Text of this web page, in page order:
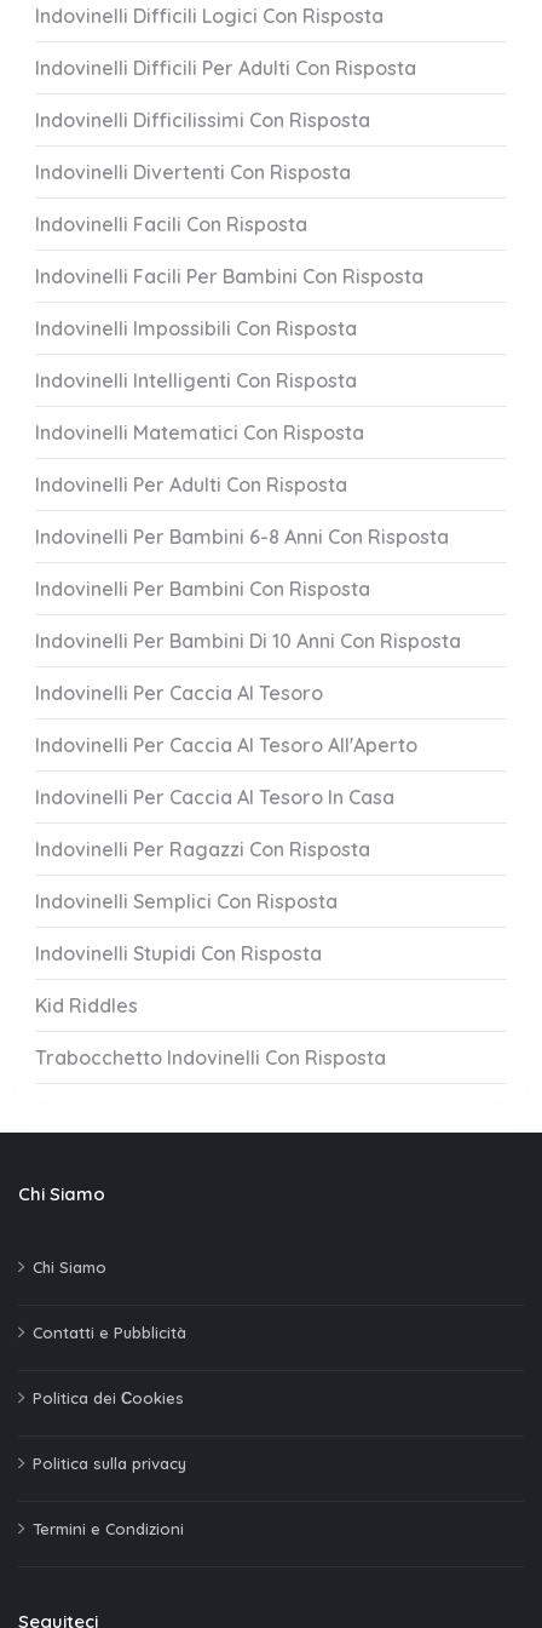
Indovinelli Difficili Logici Con Risposta
Indovinelli Difficili Per Adulti Con Risposta
Indovinelli Difficilissimi Con Risposta
Indovinelli Divertenti Con Risposta
Indovinelli Facili Con Risposta
Indovinelli Facili Per Bambini Con Risposta
Indovinelli Impossibili Con Risposta
Indovinelli Intelligenti Con Risposta
Indovinelli Matematici Con Risposta
Indovinelli Per Adulti Con Risposta
Indovinelli Per Bambini 6-8 Anni Con Risposta
Indovinelli Per Bambini Con Risposta
Indovinelli Per Bambini Di 10 Anni Con Risposta
Indovinelli Per Caccia Al Tesoro
Indovinelli Per Caccia Al Tesoro All'Aperto
Indovinelli Per Caccia Al Tesoro In Casa
Indovinelli Per Ragazzi Con Risposta
Indovinelli Semplici Con Risposta
Indovinelli Stupidi Con Risposta
Kid Riddles
Trabocchetto Indovinelli Con Risposta
Chi Siamo
Chi Siamo
Contatti e Pubblicità
Politica dei Сookies
Politica sulla privacy
Termini e Condizioni
Seguiteci